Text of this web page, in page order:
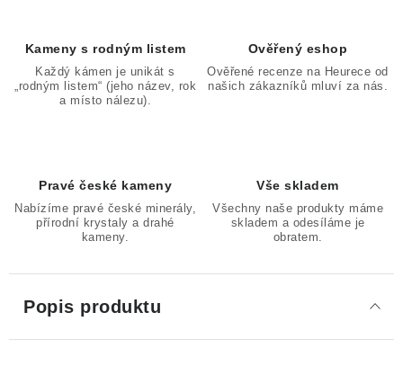
Kameny s rodným listem
Každý kámen je unikát s
„rodným listem“ (jeho název, rok
a místo nálezu).
Ověřený eshop
Ověřené recenze na Heurece od
našich zákazníků mluví za nás.
Pravé české kameny
Nabízíme pravé české minerály,
přírodní krystaly a drahé
kameny.
Vše skladem
Všechny naše produkty máme
skladem a odesíláme je
obratem.
Popis produktu